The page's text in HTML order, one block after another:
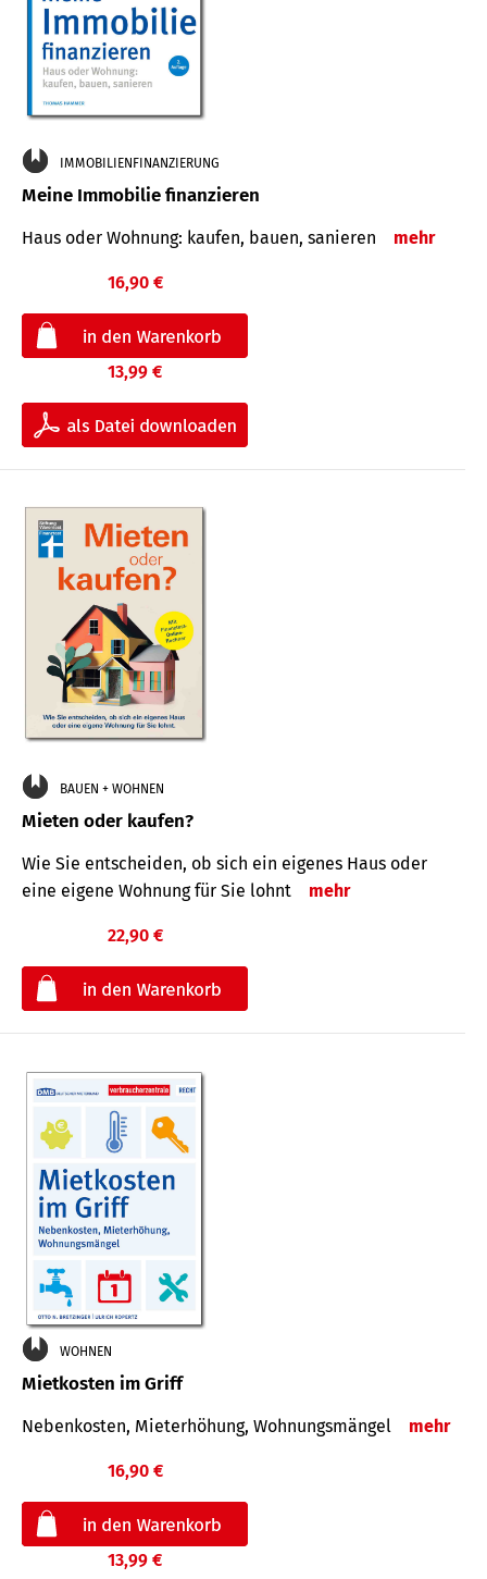
IMMOBILIENFINANZIERUNG
Meine Immobilie finanzieren
Haus oder Wohnung: kaufen, bauen, sanieren mehr
16,90 €
13,99 €
BAUEN + WOHNEN
Mieten oder kaufen?
Wie Sie entscheiden, ob sich ein eigenes Haus oder
eine eigene Wohnung für Sie lohnt
mehr
22,90 €
WOHNEN
Mietkosten im Griff
Nebenkosten, Mieterhöhung, Wohnungsmängel mehr
16,90 €
13,99 €